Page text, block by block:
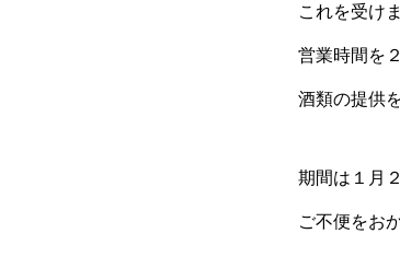
これを受け
営業時間を
酒類の提供
期間は１月
ご不便をお